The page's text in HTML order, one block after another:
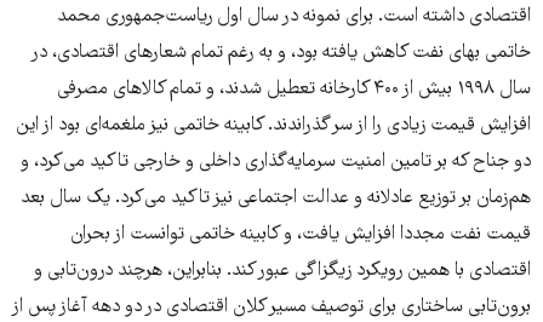
اقتصادی داشته است. برای نمونه در سال اول ریاست‌جمهوری محمد
خاتمی بهای نفت کاهش یافته بود، و به رغم تمام شعارهای اقتصادی، در
سال ۱۹۹۸ بیش از ۴۰۰ کارخانه تعطیل شدند، و تمام کالاهای مصرفی
افزایش قیمت زیادی را از سر گذراندند. کابینه خاتمی نیز ملغمه‌ای بود از این
دو جناح که بر تامین امنیت سرمایه‌گذاری داخلی و خارجی تاکید می‌کرد، و
هم‌زمان بر توزیع عادلانه و عدالت اجتماعی نیز تاکید می‌کرد. یک سال بعد
قیمت نفت مجددا افزایش یافت، و کابینه خاتمی توانست از بحران
اقتصادی با همین رویکرد زیگزاگی عبور کند. بنابراین، هرچند درون‌تابی و
برون‌تابی ساختاری برای توصیف مسیر کلان اقتصادی در دو دهه آغاز پس از